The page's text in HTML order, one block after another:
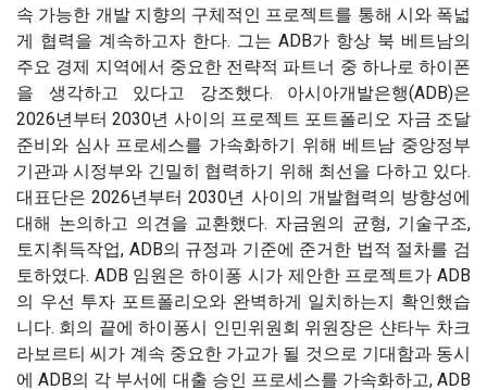
속 가능한 개발 지향의 구체적인 프로젝트를 통해 시와 폭넓
게 협력을 계속하고자 한다. 그는 ADB가 항상 북 베트남의
주요 경제 지역에서 중요한 전략적 파트너 중 하나로 하이폰
을 생각하고 있다고 강조했다. 아시아개발은행(ADB)은
2026년부터 2030년 사이의 프로젝트 포트폴리오 자금 조달
준비와 심사 프로세스를 가속화하기 위해 베트남 중앙정부
기관과 시정부와 긴밀히 협력하기 위해 최선을 다하고 있다.
대표단은 2026년부터 2030년 사이의 개발협력의 방향성에
대해 논의하고 의견을 교환했다. 자금원의 균형, 기술구조,
토지취득작업, ADB의 규정과 기준에 준거한 법적 절차를 검
토하였다. ADB 임원은 하이퐁 시가 제안한 프로젝트가 ADB
의 우선 투자 포트폴리오와 완벽하게 일치하는지 확인했습
니다. 회의 끝에 하이퐁시 인민위원회 위원장은 샨타누 차크
라보르티 씨가 계속 중요한 가교가 될 것으로 기대함과 동시
에 ADB의 각 부서에 대출 승인 프로세스를 가속화하고, ADB